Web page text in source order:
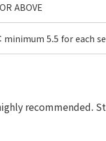
ABOVE
minimum 5.5 for each
recommended.